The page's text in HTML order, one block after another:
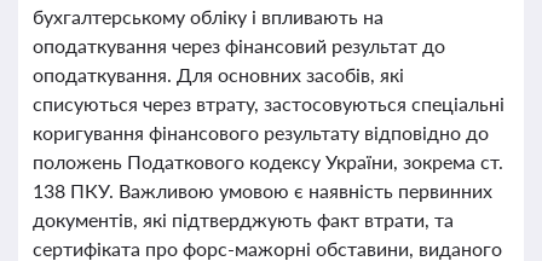
бухгалтерському обліку і впливають на
оподаткування через фінансовий результат до
оподаткування. Для основних засобів, які
списуються через втрату, застосовуються спеціальні
коригування фінансового результату відповідно до
положень Податкового кодексу України, зокрема ст.
138 ПКУ. Важливою умовою є наявність первинних
документів, які підтверджують факт втрати, та
сертифіката про форс-мажорні обставини, виданого